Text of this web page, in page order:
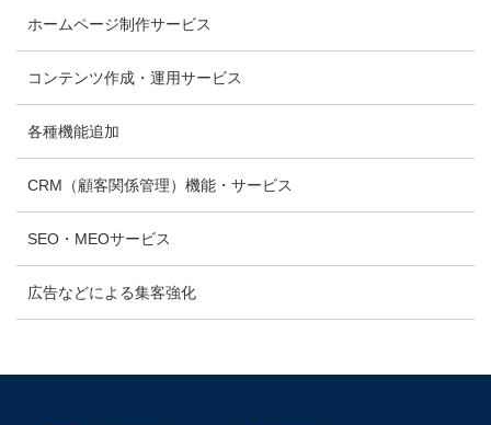
ホームページ制作サービス
コンテンツ作成・運用サービス
各種機能追加
CRM（顧客関係管理）機能・サービス
SEO・MEOサービス
広告などによる集客強化